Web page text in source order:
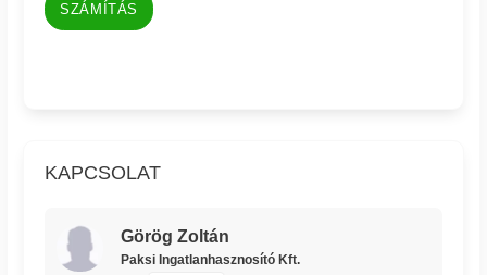
SZÁMÍTÁS
KAPCSOLAT
Görög Zoltán
Paksi Ingatlanhasznosító Kft.